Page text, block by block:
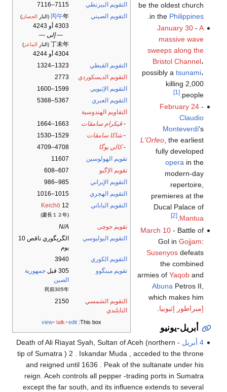
التقويم البيزنطي
7115–7116
التقويم الصيني
丙午年 (النار الحصان)
4303 أو 4243
— إلى —
丁未年 (النار الماعز )
4304 أو 4244
التقويم القبطي
1323–1324
التقويم الديسكوردي
2773
التقويم الإثيوپي
1599–1600
التقويم العبري
5367–5368
التقاويم الهندوسية
- ڤيكرام سامڤات
1663–1664
-شاكا سامڤات
1529–1530
-كالي يوگا
4708–4709
تقويم الهولوسين
11607
تقويم الإگبو
607–608
التقويم الإيراني
985–986
التقويم الهجري
1015–1016
التقويم الياباني
Keichō 12
(慶長１２年)
تقويم جوچى
N/A
التقويم اليوليوسي
الگريگوري ناقص 10
يوم
التقويم الكوري
3940
تقويم مينگوو
305 قبل
جمهورية
الصين
民前305年
التقويم الشمسي
التايلندي
2150
This box:
view talk edit
be the oldest church
in the Philippines
January 30- A
massive wave
sweeps along the
Bristol Channel،
possibly a tsunami،
killing 2,000
people.
[1]
February 24-
Claudio
Monteverdi's
L'Orfeo, the earliest
fully developed
operain the
modern-day
repertoire,
premieres at the
Ducal Palace of
Mantua
.
[2]
March 10- Battle of
Gol in Gojjam:
Susenyosdefeats
the combined
armies of Yaqoband
Abuna Petros II,
which makes him
إمبراطور إثيوبيا
أبريل-يونيو
4 أبريل
- Death of Ali Riayat Syah, Sultan of Aceh (northern
tip of Sumatra ) 2 . Iskandar Muda , acceded to the throne
and reigned until 1636 . Peak of the sultanate under his
reign. Aceh controls all pepper -trading ports in Sumatra
except the far south, and its influence extends to several